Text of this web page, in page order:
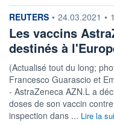
information fournie par
REUTERS • 24.03.2021 •
Les vaccins
destinés à
(Actualisé tout du long;
Francesco Guarascio et
- AstraZeneca AZN.L a
doses de son vaccin
inspection dans ... Lire la